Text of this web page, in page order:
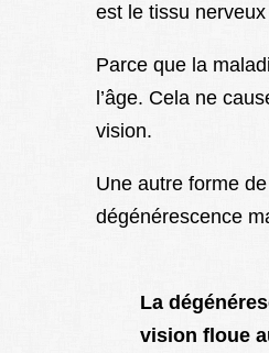
est le tissu
Parce que la
l’âge. Cela ne
vision.
Une autre forme
dégénérescence
La
vision floue